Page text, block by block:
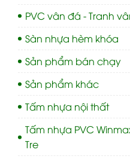
PVC vân đá - Tranh
Sàn nhựa hèm khóa
Sản phẩm bán chạy
Sản phẩm khác
Tấm nhựa nội thất
Tấm nhựa PVC
Tre